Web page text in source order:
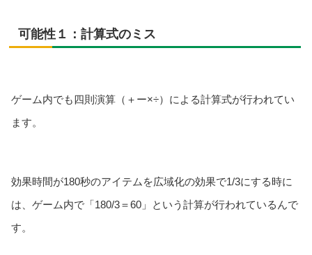
可能性１：計算式のミス
ゲーム内でも四則演算（＋ー×÷）による計算式が行われてい
ます。
効果時間が180秒のアイテムを広域化の効果で1/3にする時に
は、ゲーム内で「180/3＝60」という計算が行われているんで
す。